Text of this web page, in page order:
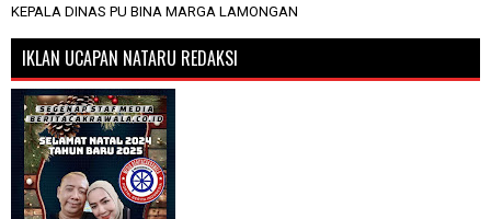
KEPALA DINAS PU BINA MARGA LAMONGAN
IKLAN UCAPAN NATARU REDAKSI